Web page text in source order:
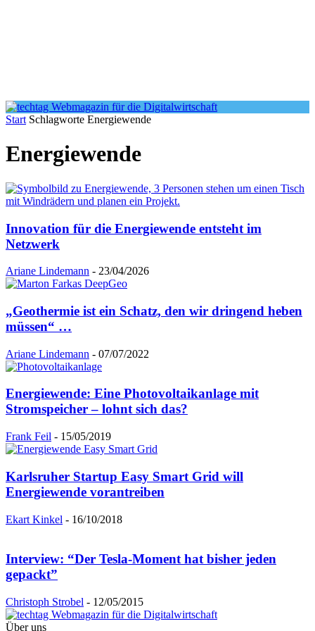
Start Schlagworte Energiewende
Energiewende
Innovation für die Energiewende entsteht im
Netzwerk
Ariane Lindemann - 23/04/2026
„Geothermie ist ein Schatz, den wir dringend heben
müssen“ …
Ariane Lindemann - 07/07/2022
Energiewende: Eine Photovoltaikanlage mit
Stromspeicher – lohnt sich das?
Frank Feil - 15/05/2019
Karlsruher Startup Easy Smart Grid will
Energiewende vorantreiben
Ekart Kinkel - 16/10/2018
Interview: “Der Tesla-Moment hat bisher jeden
gepackt”
Christoph Strobel - 12/05/2015
Über uns